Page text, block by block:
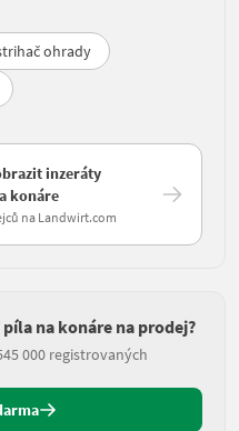
ohrady
inzeráty
konáre
na Landwirt.com
na konáre na prodej?
000 registrovaných